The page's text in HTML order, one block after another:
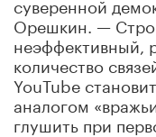
Орешкин. —
неэффективный,
количество
YouTube
аналогом
глушить при